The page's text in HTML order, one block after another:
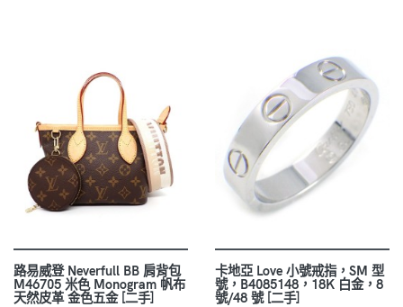
路易威登 Neverfull BB 肩背包
M46705 米色 Monogram 帆布
天然皮革 金色五金 [二手]
卡地亞 Love 小號戒指，SM 型
號，B4085148，18K 白金，8
號/48 號 [二手]